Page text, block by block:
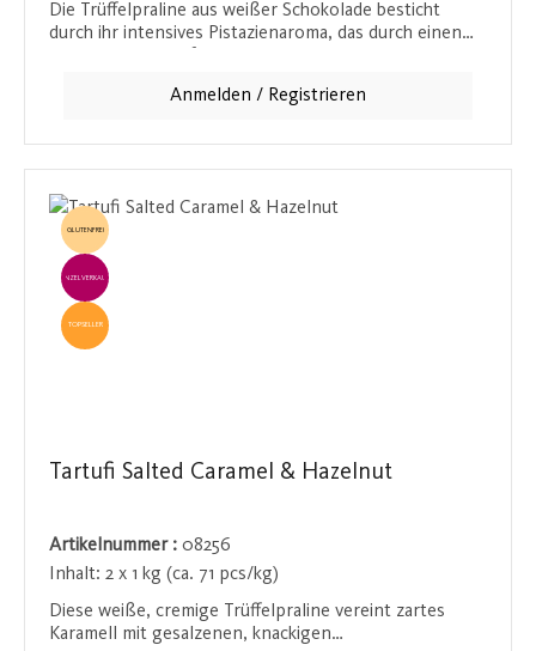
Die Trüffelpraline aus weißer Schokolade besticht
durch ihr intensives Pistazienaroma, das durch einen
auch als Creme - ist sie ein wahres Geschmackserlebnis
edles Präsent für besondere Anlässe.
Anmelden / Registrieren
GLUTENFREI
EINZELVERKAUF
TOPSELLER
Tartufi Salted Caramel & Hazelnut
Artikelnummer : 08256
Inhalt: 2 x 1 kg (ca. 71 pcs/kg)
Diese weiße, cremige Trüffelpraline vereint zartes
Karamell mit gesalzenen, knackigen